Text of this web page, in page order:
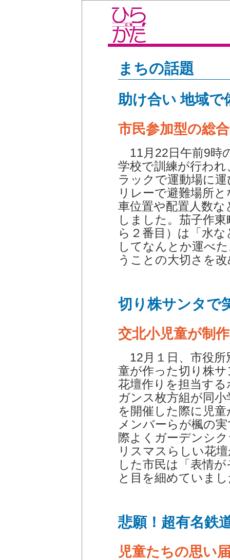
まちの話題
助け合い 地域で
市民参加型の総
11月22日午前9時
学校で訓練が行わ
ラックで運動場に
リレーで避難場所
車位置や配置人数
しました。茄子作
ら２番目）は「水
してなんとか運べ
うことの大切さを
切り株サンタで
交北小児童が制
12月１日、市役所
童が作った切り株
花壇作りを担当す
ガンス枚方組が同
を開催した際に児
メンバーらが楓の
際よくガーデンシ
リスマスらしい花
した市民は「表情
と目を細めていま
悲願！超有名鉄
児童たちの思い